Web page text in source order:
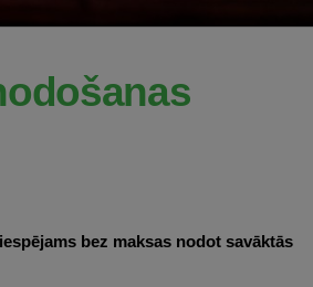
bez maksas nodot savāktās